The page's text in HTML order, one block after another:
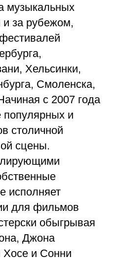
музыкальных
и за рубежом,
Хельсинки,
Смоленска,
с 2007 года
популярных и
столичной
сцены.
исполняет
для фильмов
обыгрывая
Джона
Хосе и Сонни